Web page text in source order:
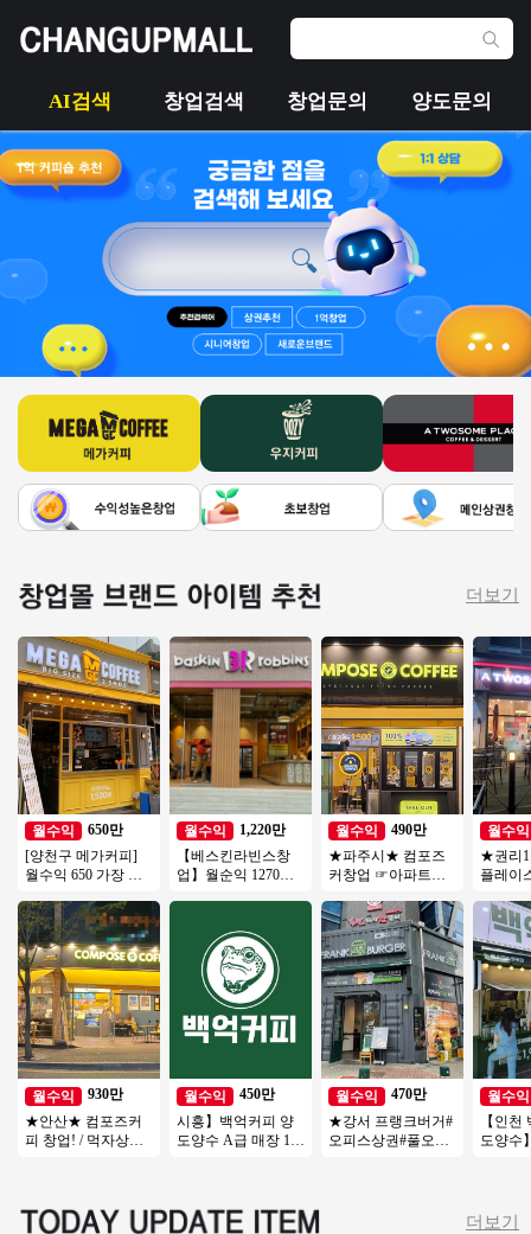
AI검색 창업검색 창업문의 양도문의
더보기
월수익
650만
[양천구 메가커피]
월수익 650 가장 핫
커피!
월수익
930만
★안산★ 컴포즈커
피 창업! / 먹자상권
월수익
1,220만
【베스킨라빈스창
업】월순익 1270만
월수익
450만
시흥】백억커피 양
도양수 A급 매장 1억
월수익
490만
★파주시★ 컴포즈
커창업 ☞아파트대
많은 상권 월순익
600만
월수익
470만
★강서 프랭크버거#
오피스상권#풀오토
월수익
★권리
플레이
바로
월수익
【인천
도양수
더보기